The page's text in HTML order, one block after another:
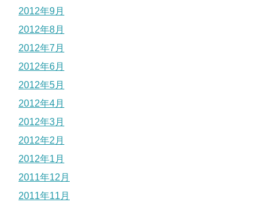
2012年9月
2012年8月
2012年7月
2012年6月
2012年5月
2012年4月
2012年3月
2012年2月
2012年1月
2011年12月
2011年11月